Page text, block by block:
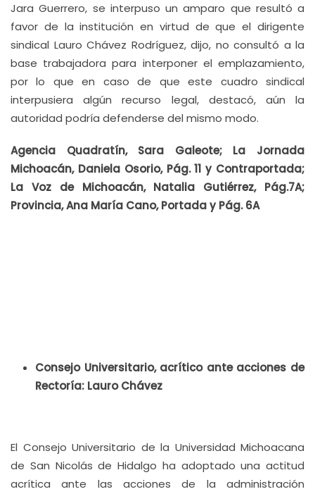
Jara Guerrero, se interpuso un amparo que resultó a
favor de la institución en virtud de que el dirigente
sindical Lauro Chávez Rodríguez, dijo, no consultó a la
base trabajadora para interponer el emplazamiento,
por lo que en caso de que este cuadro sindical
interpusiera algún recurso legal, destacó, aún la
autoridad podría defenderse del mismo modo.
Agencia Quadratín, Sara Galeote; La Jornada
Michoacán, Daniela Osorio, Pág. 11 y Contraportada;
La Voz de Michoacán, Natalia Gutiérrez, Pág.7A;
Provincia, Ana María Cano, Portada y Pág. 6A
Consejo Universitario, acrítico ante acciones de
Rectoría: Lauro Chávez
El Consejo Universitario de la Universidad Michoacana
de San Nicolás de Hidalgo ha adoptado una actitud
acrítica ante las acciones de la administración